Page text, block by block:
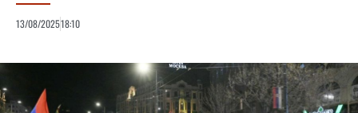
13/08/202518:10